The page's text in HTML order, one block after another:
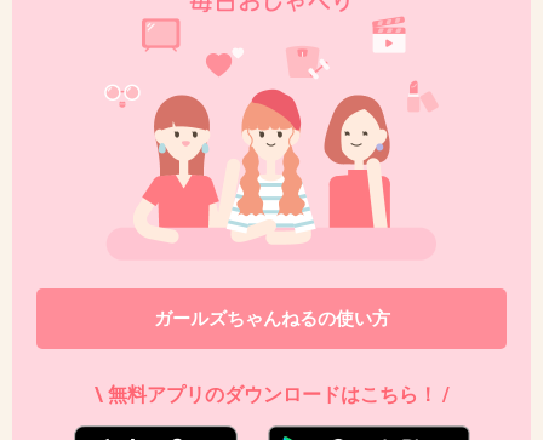
またいい人キャンペーン?
化けの皮がはがれて、彼女の本性ばれたんだか
復帰しても以前のレギュラーはできないはず。
それとも矢口とドラマでどろどろやるか。
事務所の収益も以前のようにはいかないよ。
+402
ガールズちゃんねるの使い方
\ 無料アプリのダウンロードはこちら！ /